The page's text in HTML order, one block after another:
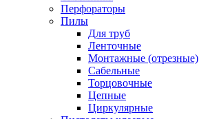
Перфораторы
Пилы
Для труб
Ленточные
Монтажные (отрезные)
Сабельные
Торцовочные
Цепные
Циркулярные